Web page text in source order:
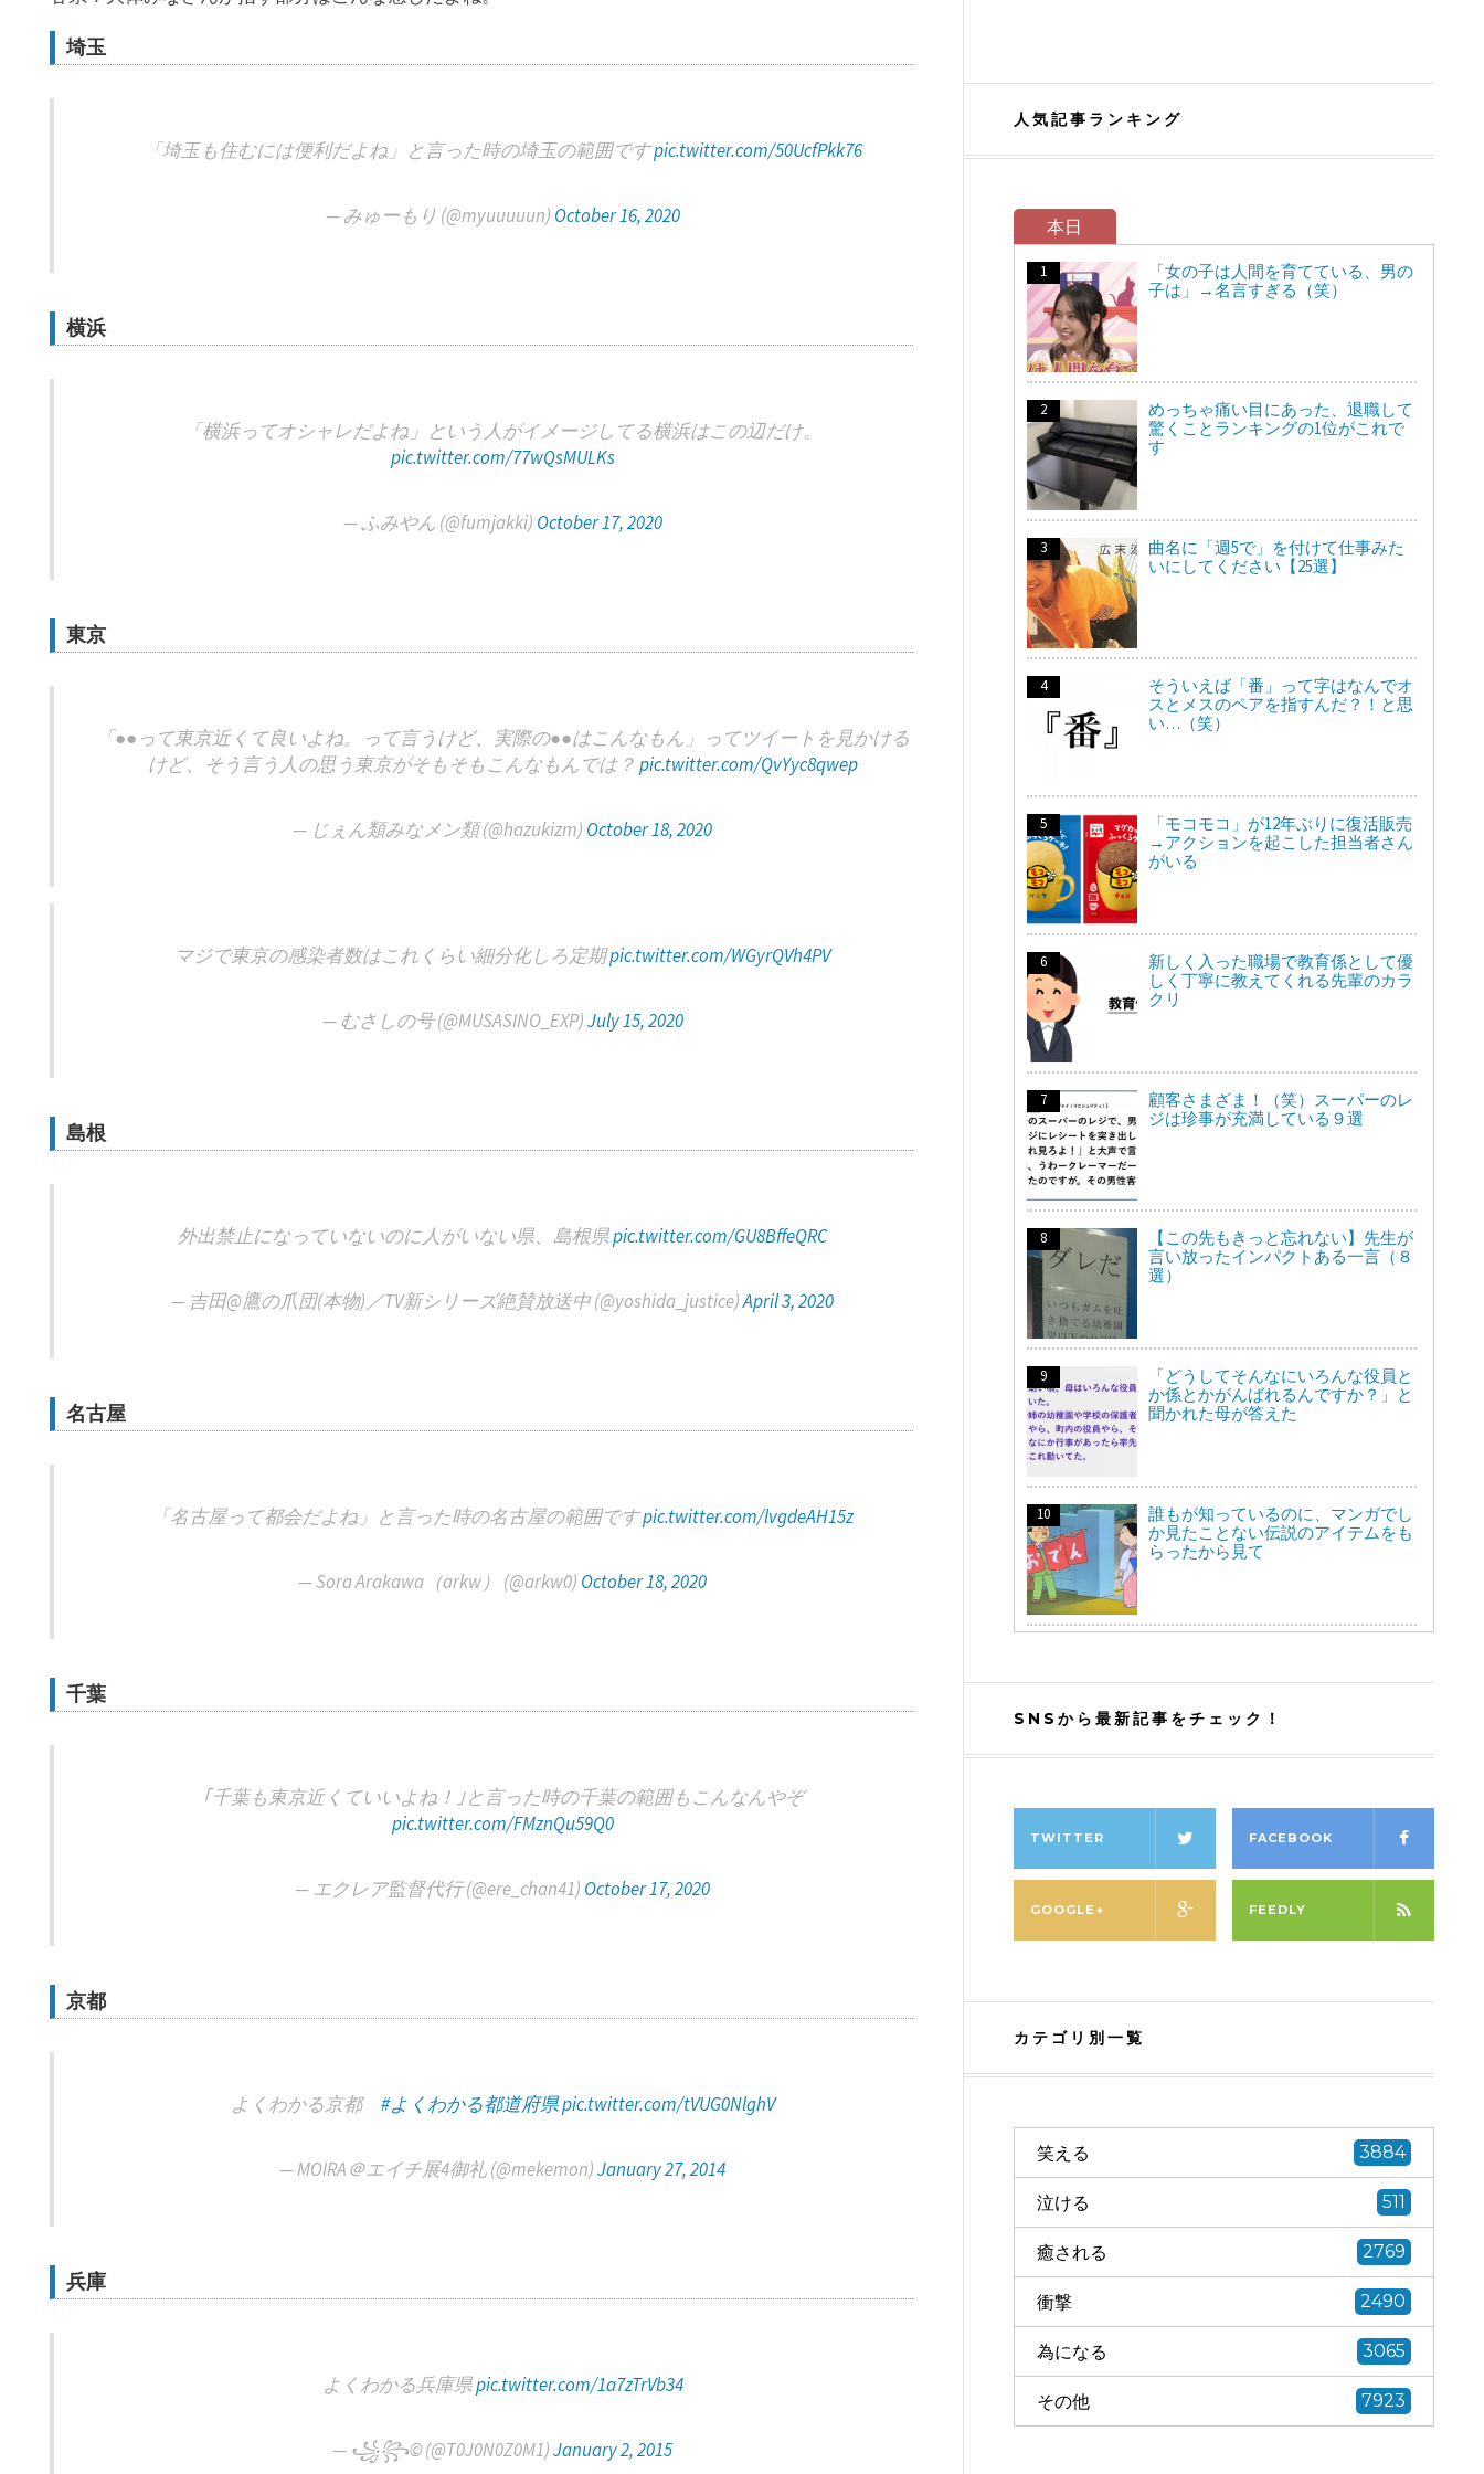
埼玉
「埼玉も住むには便利だよね」と言った時の埼玉の範囲ですpic.twitter.com/50UcfPkk76
— みゅーもり (@myuuuuun) October 16, 2020
横浜
「横浜ってオシャレだよね」という人がイメージしてる横浜はこの辺だけ。
pic.twitter.com/77wQsMULKs
— ふみやん (@fumjakki) October 17, 2020
東京
「●●って東京近くて良いよね。って言うけど、実際の●●はこんなもん」ってツイートを見かける
けど、そう言う人の思う東京がそもそもこんなもんでは？ pic.twitter.com/QvYyc8qwep
— じぇん類みなメン類 (@hazukizm) October 18, 2020
マジで東京の感染者数はこれくらい細分化しろ定期pic.twitter.com/WGyrQVh4PV
— むさしの号 (@MUSASINO_EXP)July 15, 2020
島根
外出禁止になっていないのに人がいない県、島根県pic.twitter.com/GU8BffeQRC
— 吉田@鷹の爪団(本物)／TV新シリーズ絶賛放送中 (@yoshida_justice)April 3, 2020
名古屋
「名古屋って都会だよね」と言った時の名古屋の範囲ですpic.twitter.com/lvgdeAH15z
— Sora Arakawa（arkw） (@arkw0) October 18, 2020
千葉
｢千葉も東京近くていいよね！｣と言った時の千葉の範囲もこんなんやぞ
pic.twitter.com/FMznQu59Q0
— エクレア監督代行 (@ere_chan41) October 17, 2020
京都
よくわかる京都 #よくわかる都道府県pic.twitter.com/tVUG0NlghV
— MOIRA＠エイチ展4御礼 (@mekemon)January 27, 2014
兵庫
よくわかる兵庫県pic.twitter.com/1a7zTrVb34
— ꧁꧂©︎ (@T0J0N0Z0M1)January 2, 2015
人気記事ランキング
本日
「女の子は人間を育てている、男の
子は」→名言すぎる（笑）
めっちゃ痛い目にあった、退職して
驚くことランキングの1位がこれで
す
曲名に「週5で」を付けて仕事みた
いにしてください【25選】
そういえば「番」って字はなんでオ
スとメスのペアを指すんだ？！と思
い…（笑）
「モコモコ」が12年ぶりに復活販売
→アクションを起こした担当者さん
がいる
新しく入った職場で教育係として優
しく丁寧に教えてくれる先輩のカラ
クリ
顧客さまざま！（笑）スーパーのレ
ジは珍事が充満している９選
【この先もきっと忘れない】先生が
言い放ったインパクトある一言（８
選）
「どうしてそんなにいろんな役員と
か係とかがんばれるんですか？」と
聞かれた母が答えた
誰もが知っているのに、マンガでし
か見たことない伝説のアイテムをも
らったから見て
SNSから最新記事をチェック！
TWITTER FACEBOOK
GOOGLE+ FEEDLY
カテゴリ別一覧
笑える 3884
泣ける 511
癒される 2769
衝撃 2490
為になる 3065
その他 7923